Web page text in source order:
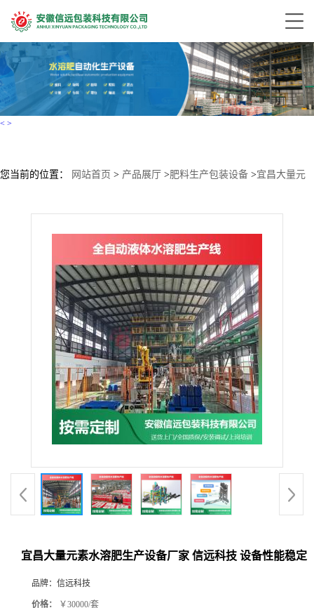
< >
您当前的位置： 网站首页 > 产品展厅 >肥料生产包装设备 >宜昌大量元
宜昌大量元素水溶肥生产设备厂家 信远科技 设备性能稳定
品牌： 信远科技
价格： ￥30000/套